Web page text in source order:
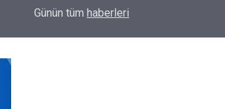
Yüksek Mahkemeden MEB'e Ek Ders Freni
Günün tüm haberleri